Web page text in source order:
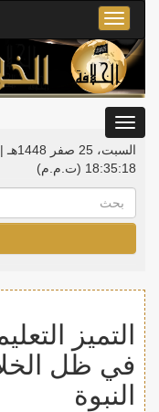
Toggle
navigation
السبت، 25 صفر 1448هـ | 08 أغسطس 2026م |
18:35:20 (ت.م.م)
التميز
في ظل
النبوة